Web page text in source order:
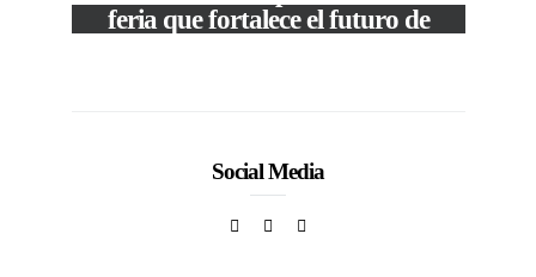
feria que fortalece el futuro de
Social Media